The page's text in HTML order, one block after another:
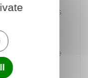
les obligations
au profit
avec le